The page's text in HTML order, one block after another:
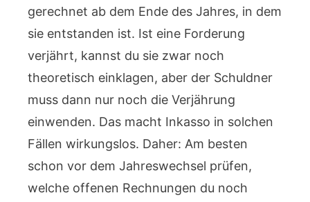
gerechnet ab dem Ende des Jahres, in dem
sie entstanden ist. Ist eine Forderung
verjährt, kannst du sie zwar noch
theoretisch einklagen, aber der Schuldner
muss dann nur noch die Verjährung
einwenden. Das macht Inkasso in solchen
Fällen wirkungslos. Daher: Am besten
schon vor dem Jahreswechsel prüfen,
welche offenen Rechnungen du noch